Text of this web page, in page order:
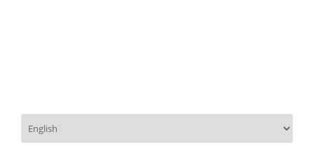
una